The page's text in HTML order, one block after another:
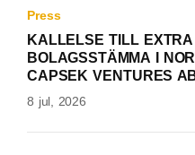
Press
KALLELSE TILL EXTRA
BOLAGSSTÄMMA I
CAPSEK VENTURES
8 jul, 2026